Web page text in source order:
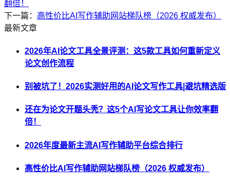
翻倍！
下一篇： 高性价比AI写作辅助网站梯队榜（2026 权威发布）
最新文章
2026年AI论文工具全景评测：这5款工具如何重新定义
论文创作流程
别被坑了！2026实测好用的AI论文写作工具|避坑精选版
还在为论文开题头秃？这5个AI写论文工具让你效率翻
倍！
2026年度最新主流AI写作辅助平台综合排行
高性价比AI写作辅助网站梯队榜（2026 权威发布）